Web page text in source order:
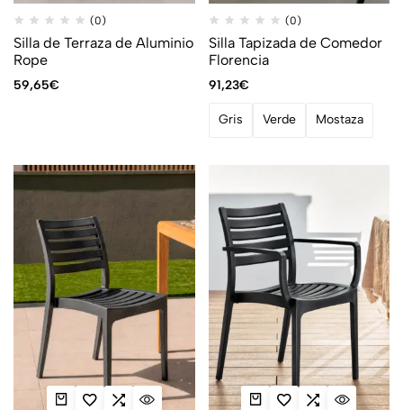
(0)
Silla de Terraza de Aluminio
Rope
59,65€
(0)
Silla Tapizada de Comedor
Florencia
91,23€
Gris Verde Mostaza